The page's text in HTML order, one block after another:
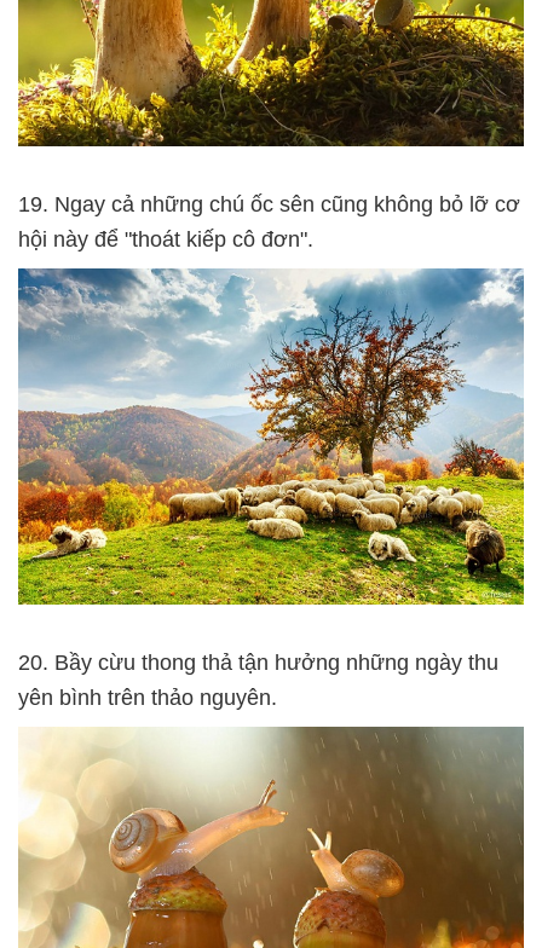
19. Ngay cả những chú ốc sên cũng không bỏ lỡ cơ
hội này để "thoát kiếp cô đơn".
20. Bầy cừu thong thả tận hưởng những ngày thu
yên bình trên thảo nguyên.